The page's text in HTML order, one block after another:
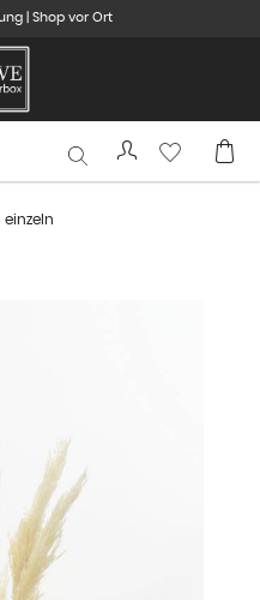
| Shop vor Ort